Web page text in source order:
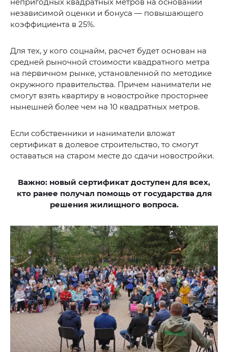
независимой оценки и бонуса — повышающего
коэффициента в 25%.
Для тех, у кого соцнайм, расчет будет основан на
средней рыночной стоимости квадратного метра
на первичном рынке, установленной по методике
окружного правительства. Причем наниматели не
смогут взять квартиру в новостройке просторнее
нынешней более чем на 10 квадратных метров.
Если собственники и наниматели вложат
сертификат в долевое строительство, то смогут
оставаться на старом месте до сдачи новостройки.
Важно: новый сертификат доступен для всех,
кто ранее получал помощь от государства для
решения жилищного вопроса.